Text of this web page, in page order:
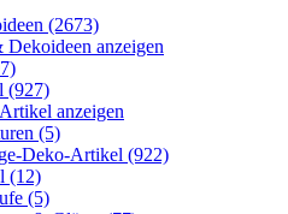
(2673)
Dekoideen anzeigen
(927)
anzeigen
(5)
Deko-Artikel (922)
(12)
(5)